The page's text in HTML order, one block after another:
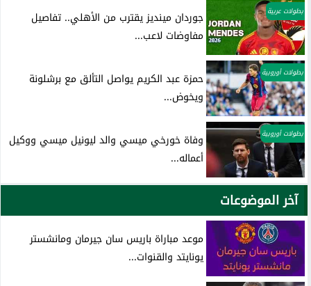
بطولات عربية
جوردان مينديز يقترب من الأهلي.. تفاصيل
مفاوضات لاعب...
بطولات أوروبية
حمزة عبد الكريم يواصل التألق مع برشلونة
ويخوض...
بطولات أوروبية
وفاة خورخي ميسي والد ليونيل ميسي ووكيل
أعماله...
آخر الموضوعات
موعد مباراة باريس سان جيرمان ومانشستر
يونايتد والقنوات...